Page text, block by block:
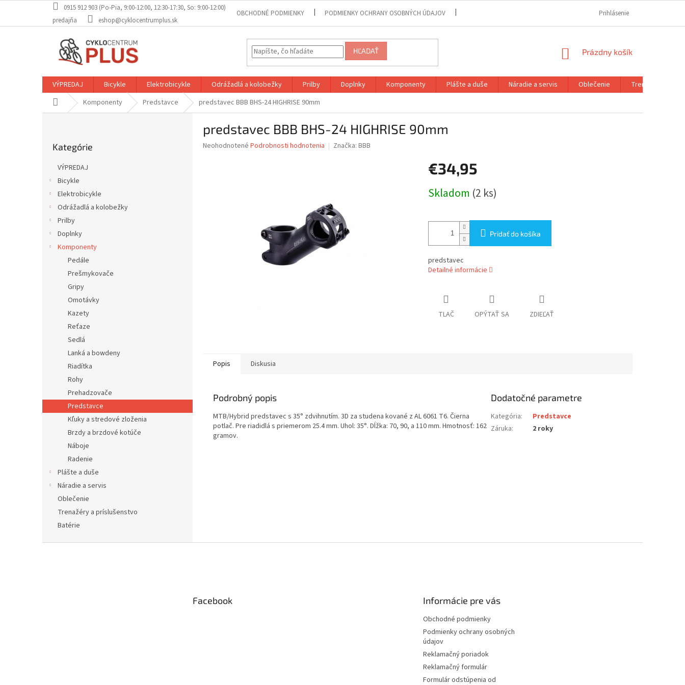
obsah
0915 912 903 (Po-Pia, 9:00-12:00, 12:30-17:30, So: 9:00-12:00)
predajňa
eshop@cyklocentrumplus.sk
OBCHODNÉ PODMIENKY PODMIENKY OCHRANY OSOBNÝCH ÚDAJOV REKLAMAČNÝ FORMULÁR
Prihlásenie
HĽADAŤ
NÁKUPNÝ
Prázdny košík
VÝPREDAJ Bicykle Elektrobicykle Odrážadlá a kolobežky Prilby Doplnky Komponenty Plášte a duše Náradie a servis Oblečenie
Trenažéry a
DomovKomponenty Predstavce predstavec BBB BHS-24 HIGHRISE 90mm
kategórie
Kategórie
VÝPREDAJ
Bicykle
Elektrobicykle
Odrážadlá a kolobežky
Prilby
Doplnky
Komponenty
Pedále
Prešmykovače
Gripy
Omotávky
Kazety
Reťaze
Sedlá
Lanká a bowdeny
Riadítka
Rohy
Prehadzovače
Predstavce
Kľuky a stredové zloženia
Brzdy a brzdové kotúče
Náboje
Radenie
Plášte a duše
Náradie a servis
Oblečenie
Trenažéry a príslušenstvo
Batérie
predstavec BBB BHS-24 HIGHRISE 90mm
Priemerné
Neohodnotené Podrobnosti hodnotenia Značka: BBB
€34,95
cena:
Skladom (2 ks)
Pridať do košíka
predstavec
Detailné informácie
TLAČ OPÝTAŤ SA ZDIEĽAŤ
Popis Diskusia
Podrobný popis
MTB/Hybrid predstavec s 35° zdvihnutím. 3D za studena kované z AL 6061 T6. Čierna
potlač. Pre riadidlá s priemerom 25.4 mm. Uhol: 35°. Dĺžka: 70, 90, a 110 mm. Hmotnosť: 162
gramov.
Dodatočné parametre
Kategória:
Predstavce
Záruka: 2 roky
Facebook Informácie pre vás
Obchodné podmienky
Podmienky ochrany osobných
údajov
Reklamačný poriadok
Reklamačný formulár
Formulár odstúpenia od